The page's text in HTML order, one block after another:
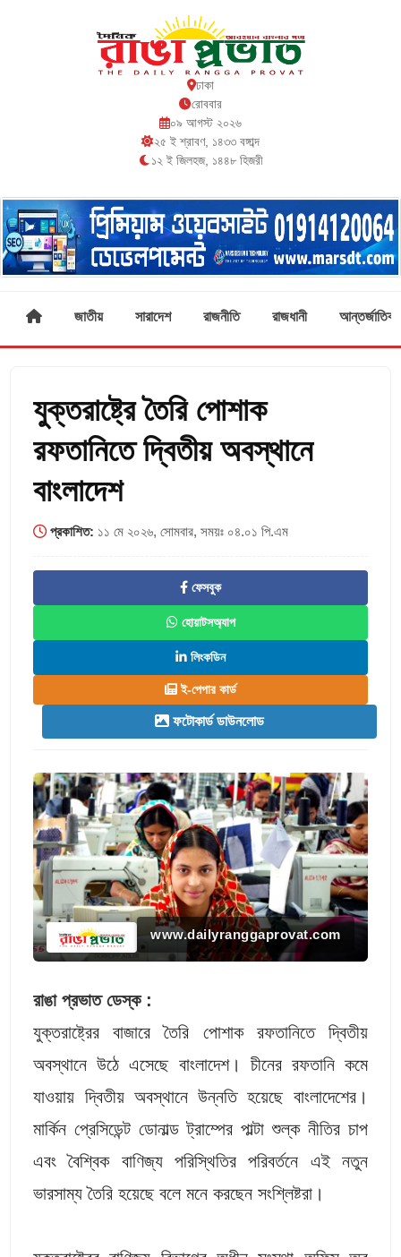
ঢাকা
রোববার
০৯ আগস্ট ২০২৬
২৫ ই শ্রাবণ, ১৪৩৩ বঙ্গাব্দ
১২ ই জিলহজ, ১৪৪৮ হিজরী
জাতীয় সারাদেশ রাজনীতি রাজধানী আন্তর্জাতিক
যুক্তরাষ্ট্রে তৈরি পোশাক
রফতানিতে দ্বিতীয় অবস্থানে
বাংলাদেশ
প্রকাশিত: ১১ মে ২০২৬, সোমবার, সময়ঃ ০৪.০১ পি.এম
ফেসবুক
হোয়াটসঅ্যাপ
লিংকডিন
ই-পেপার কার্ড
ফটোকার্ড ডাউনলোড
www.dailyranggaprovat.com
রাঙা প্রভাত ডেস্ক :
যুক্তরাষ্ট্রের বাজারে তৈরি পোশাক রফতানিতে দ্বিতীয়
অবস্থানে উঠে এসেছে বাংলাদেশ। চীনের রফতানি কমে
যাওয়ায় দ্বিতীয় অবস্থানে উন্নতি হয়েছে বাংলাদেশের।
মার্কিন প্রেসিডেন্ট ডোনাল্ড ট্রাম্পের পাল্টা শুল্ক নীতির চাপ
এবং বৈশ্বিক বাণিজ্য পরিস্থিতির পরিবর্তনে এই নতুন
ভারসাম্য তৈরি হয়েছে বলে মনে করছেন সংশ্লিষ্টরা।